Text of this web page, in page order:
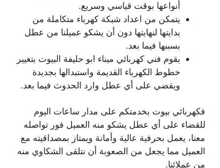
أنواعها بوقت قياسي وسريع.
يتمكن من اعداد شبكة كهرباء متكاملة من
بدايتها لنهايتها دون أن يشكو عميلنا من عطل
بسببها فيما بعد.
يقوم فني كهربائي ميناء ابو حليفة البيوت بتغيير
خطوط الكهرباء القديمة واستبدالها بجديدة
ويقضي على أي عطل وارد الحدوث فيما بعد.
فكهربائي بيوت بخدمتكم على مدار ساعات اليوم
للقضاء على أي عطل يشكو منه العميل فور تواصله
معنا، يعمل بحرفية عالية وأمانة ويمتاز بمصداقيته مع
العميل مما يجعل من الصعوبة أن نتلقى الشكاوي منه
من عملائنا.